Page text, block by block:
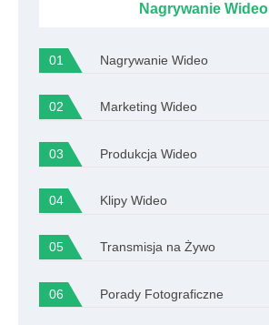
Nagrywanie Wideo
Nagrywanie Wideo
Marketing Wideo
Produkcja Wideo
Klipy Wideo
Transmisja na Żywo
Porady Fotograficzne